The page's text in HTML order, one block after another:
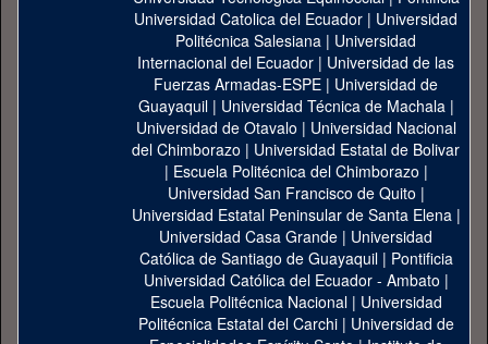
Universidad Catolica del Ecuador | Universidad
Politécnica Salesiana | Universidad
Internacional del Ecuador | Universidad de las
Fuerzas Armadas-ESPE | Universidad de
Guayaquil| Universidad Técnica de Machala|
Universidad de Otavalo | Universidad Nacional
del Chimborazo | Universidad Estatal de Bolivar
| Escuela Politécnica del Chimborazo |
Universidad San Francisco de Quito |
Universidad Estatal Peninsular de Santa Elena|
Universidad Casa Grande | Universidad
Católica de Santiago de Guayaquil| Pontificia
Universidad Católica del Ecuador - Ambato |
Escuela Politécnica Nacional| Universidad
Politécnica Estatal del Carchi| Universidad de